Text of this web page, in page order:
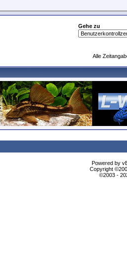
Gehe zu
Alle
Powered by
Copyright
©2003 -